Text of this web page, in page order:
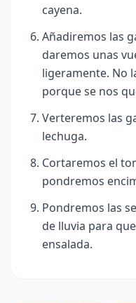
cayena.
Añadiremos las
daremos unas
ligeramente. No
porque se nos
Verteremos las
lechuga.
Cortaremos el
pondremos
Pondremos las
de lluvia para
ensalada.